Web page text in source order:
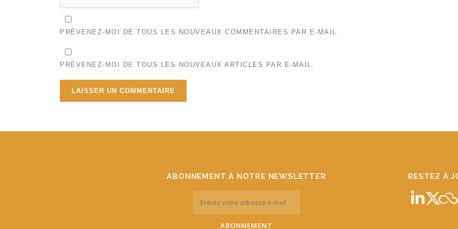
PRÉVENEZ-MOI DE TOUS LES NOUVEAUX COMMENTAIRES PAR E-MAIL.
PRÉVENEZ-MOI DE TOUS LES NOUVEAUX ARTICLES PAR E-MAIL.
ABONNEMENT À NOTRE NEWSLETTER RESTEZ À